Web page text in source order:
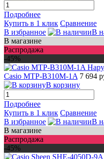
Подробнее
Купить в 1 клик Сравнение
В избранное
В
В магазине
Распродажа
-45%
Casio MTP-B310M-1A 7 694
В корзину
Подробнее
Купить в 1 клик Сравнение
В избранное
В
В магазине
Распродажа
-45%